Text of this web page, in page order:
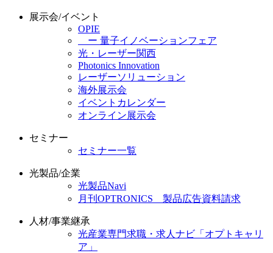
展示会/イベント
OPIE
ー 量子イノベーションフェア
光・レーザー関西
Photonics Innovation
レーザーソリューション
海外展示会
イベントカレンダー
オンライン展示会
セミナー
セミナー一覧
光製品/企業
光製品Navi
月刊OPTRONICS 製品広告資料請求
人材/事業継承
光産業専門求職・求人ナビ「オプトキャリ
ア」